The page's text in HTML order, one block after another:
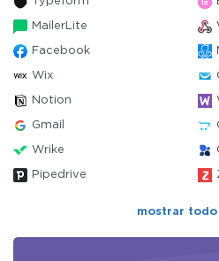
MailerLite
Facebook
Wix
Notion
Gmail
Wrike
Pipedrive
mostrar todo